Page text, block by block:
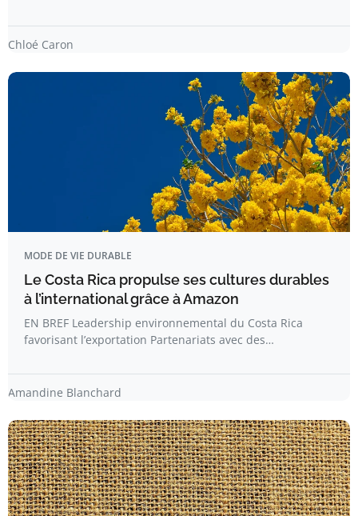
Chloé Caron
MODE DE VIE DURABLE
Le Costa Rica propulse ses cultures durables
à l’international grâce à Amazon
EN BREF Leadership environnemental du Costa Rica
favorisant l’exportation Partenariats avec des…
Amandine Blanchard